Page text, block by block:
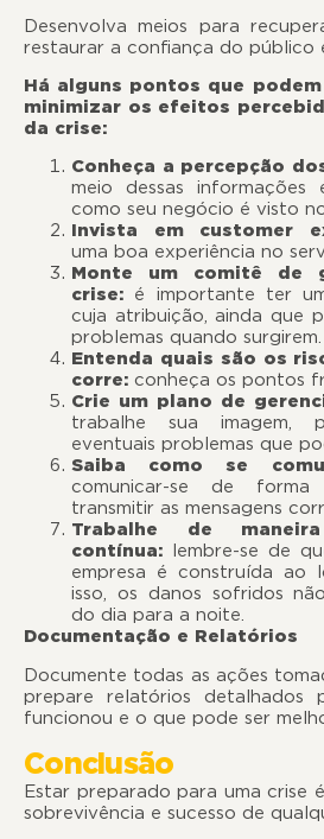
Desenvolva meios para
restaurar a confiança do público
Há alguns pontos que
minimizar os efeitos
da crise:
Conheça a percepção
meio dessas informações
como seu negócio é visto
Invista em customer
uma boa experiência no
Monte um comitê de
crise: é importante ter
cuja atribuição, ainda que
problemas quando surgirem.
Entenda quais são os
corre: conheça os pontos
Crie um plano de
trabalhe sua imagem,
eventuais problemas que
Saiba como se
comunicar-se de
transmitir as mensagens
Trabalhe de
contínua: lembre-se de
empresa é construída ao
isso, os danos sofridos
do dia para a noite.
Documentação e Relatórios
Documente todas as ações
prepare relatórios detalhados
funcionou e o que pode ser
Conclusão
Estar preparado para uma crise
sobrevivência e sucesso de